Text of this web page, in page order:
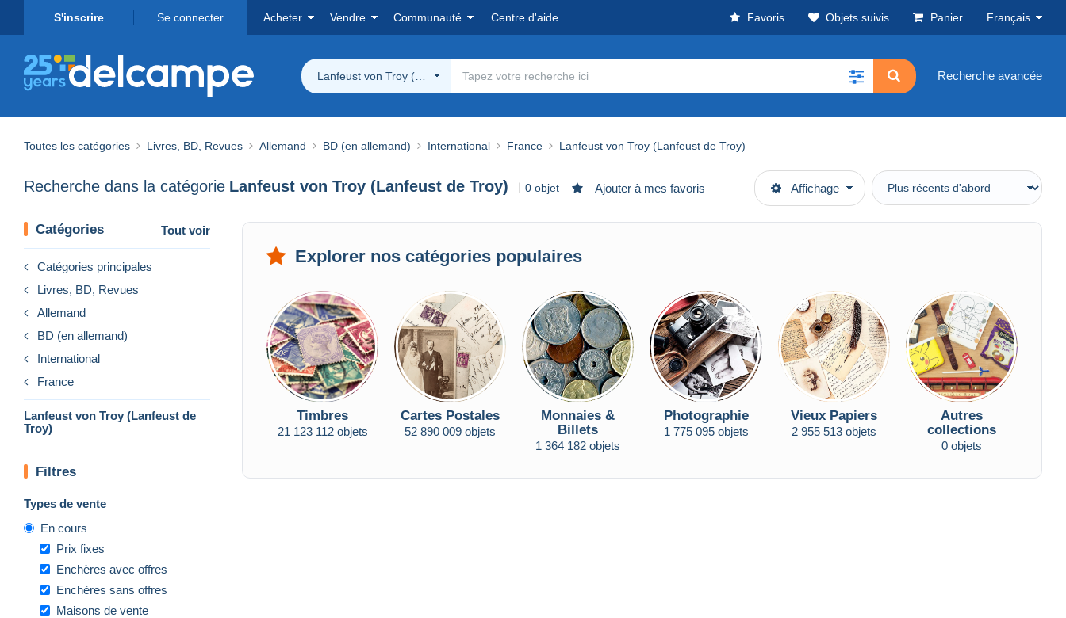
S'inscrire Se connecter Acheter Vendre Communauté Centre d'aide Favoris Objets suivis Panier Français
Lanfeust von Troy (Lanfeust de Troy) Recherche avancée
Toutes les catégories Livres, BD, Revues Allemand BD (en allemand) International France Lanfeust von Troy (Lanfeust de Troy)
Recherche dans la catégorie Lanfeust von Troy (Lanfeust de Troy) 0 objet Ajouter à mes favoris Affichage
Catégories Tout voir
Catégories principales
Livres, BD, Revues
Allemand
BD (en allemand)
International
France
Lanfeust von Troy (Lanfeust de
Troy)
Filtres
Types de vente
En cours
Prix fixes
Enchères avec offres
Enchères sans offres
Maisons de vente
Explorer nos catégories populaires
Timbres
21 123 112 objets
Cartes Postales
52 890 009 objets
Monnaies &
Billets
1 364 182 objets
Photographie
1 775 095 objets
Vieux Papiers
2 955 513 objets
Autres
collections
0 objets